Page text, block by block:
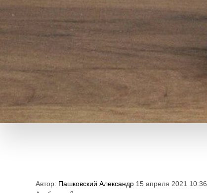
Автор: Пашковский Александр 15 апреля 2021 10:36